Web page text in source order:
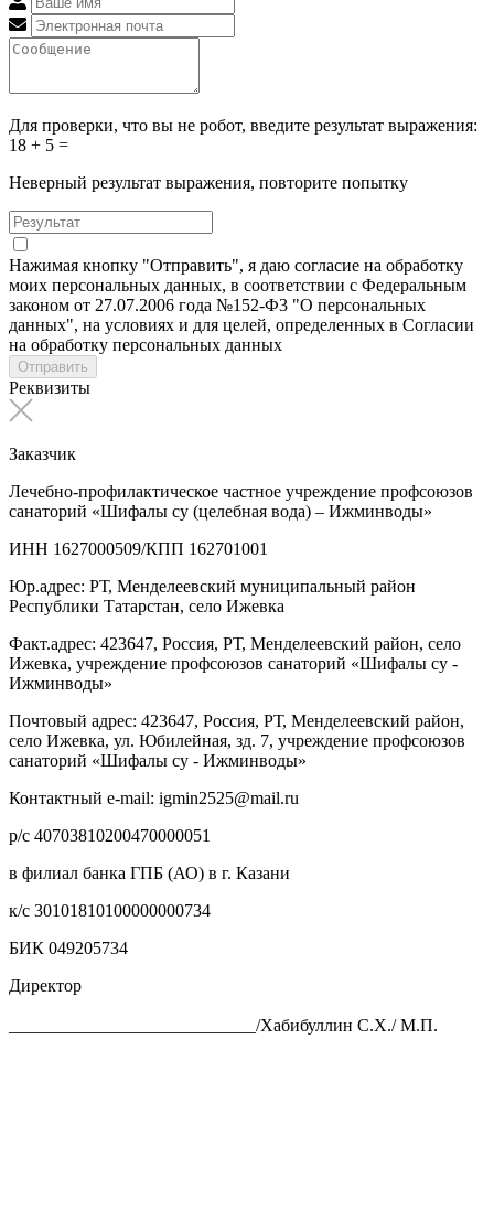
Для проверки, что вы не робот, введите результат выражения:
18 + 5 =
Неверный результат выражения, повторите попытку
Нажимая кнопку "Отправить", я даю согласие на обработку
моих персональных данных, в соответствии с Федеральным
законом от 27.07.2006 года №152-Ф3 "О персональных
данных", на условиях и для целей, определенных в Согласии
на обработку персональных данных
Отправить
Реквизиты
Заказчик
Лечебно-профилактическое частное учреждение профсоюзов
санаторий «Шифалы су (целебная вода) – Ижминводы»
ИНН 1627000509/КПП 162701001
Юр.адрес: РТ, Менделеевский муниципальный район
Республики Татарстан, село Ижевка
Факт.адрес: 423647, Россия, РТ, Менделеевский район, село
Ижевка, учреждение профсоюзов санаторий «Шифалы су -
Ижминводы»
Почтовый адрес: 423647, Россия, РТ, Менделеевский район,
село Ижевка, ул. Юбилейная, зд. 7, учреждение профсоюзов
санаторий «Шифалы су - Ижминводы»
Контактный e-mail: igmin2525@mail.ru
р/с 40703810200470000051
в филиал банка ГПБ (АО) в г. Казани
к/с 30101810100000000734
БИК 049205734
Директор
____________________________/Хабибуллин С.Х./ М.П.